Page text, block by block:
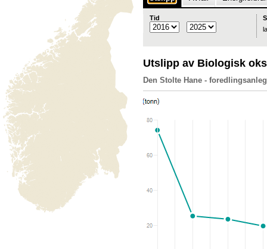
Tid
Utslipp av Biologisk
Den Stolte Hane -